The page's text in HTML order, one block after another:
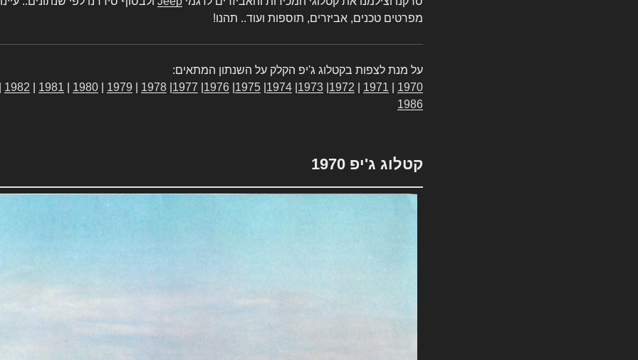
מפרטים טכנים, אביזרים, תוספות ועוד.. תהנו!
על מנת לצפות בקטלוג ג'יפ הקלק על השנתון המתאים:
1970
1971
1972
1973
1974
1975
1976
1977
1978
1979
1980
1981
1982
1986
קטלוג ג'יפ 1970